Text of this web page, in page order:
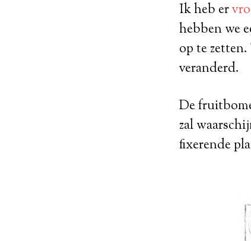
Ik heb er
hebben we
op te
veranderd.
De
zal
fixerende